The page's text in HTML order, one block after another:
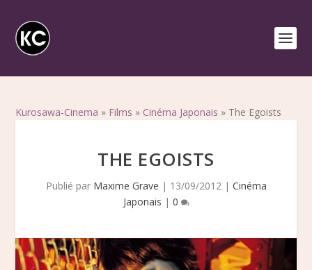
Kurosawa-Cinema » Films » Cinéma Japonais » The Egoists
THE EGOISTS
Publié par Maxime Grave | 13/09/2012| Cinéma
Japonais | 0